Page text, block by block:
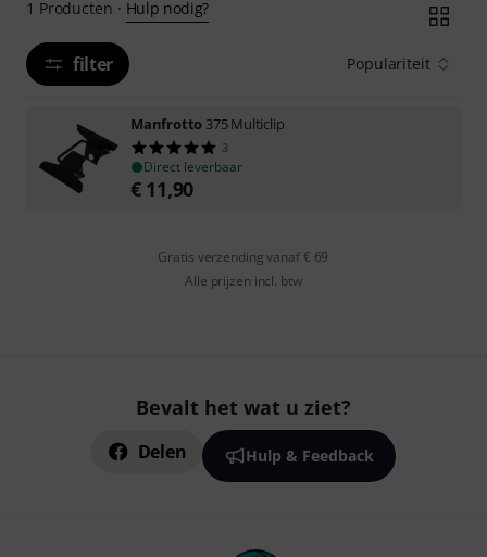
1 Producten · Hulp nodig?
filter Populariteit
Manfrotto 375 Multiclip
3
Direct leverbaar
€ 11,90
Gratis verzending vanaf € 69
Alle prijzen incl. btw
Bevalt het wat u ziet?
Delen Hulp & Feedback